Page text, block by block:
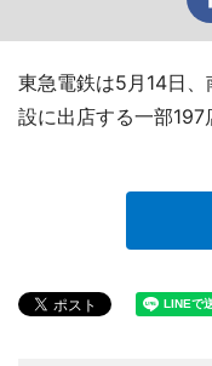
東急電鉄は5月14日
設に出店する一部197